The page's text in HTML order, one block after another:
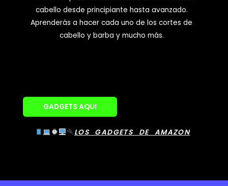
cabello desde principiante hasta avanzado.
Aprenderás a hacer cada uno de los cortes de
cabello y barba y mucho más.
GADGETS AQUI
LOS GADGETS DE AMAZON